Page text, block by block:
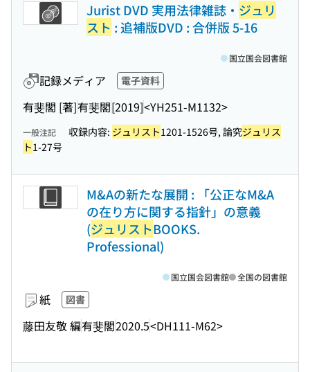
Jurist DVD 実用法律雑誌・ ジュリ
スト : 追補版DVD : 合併版 5-16
記録メディア 電子資料
有斐閣 [著]有斐閣[2019]<YH251-M1132>
国立国会図書館
一般注記 収録内容: ジュリスト1201-1526号, 論究ジュリス
ト1-27号
M&Aの新たな展開 : 「公正なM&A
の在り方に関する指針」の意義
(ジュリストBOOKS.
Professional)
紙 図書
藤田友敬 編有斐閣2020.5<DH111-M62>
国立国会図書館 全国の図書館